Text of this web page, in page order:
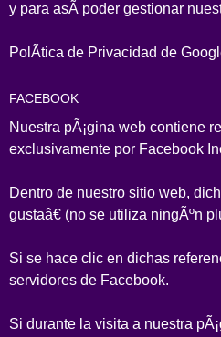
y para asÃ­ poder gestionar
PolÃ­tica de Privacidad de
FACEBOOK
Nuestra pÃ¡gina web contiene
exclusivamente por Facebook
Dentro de nuestro sitio web,
gustaâ€ (no se utiliza ningÃºn
Si se hace clic en dichas
servidores de Facebook.
Si durante la visita a nuestra